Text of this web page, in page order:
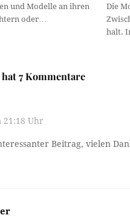
und Modelle an ihren
oder…
Die
halt.
7 Kommentare
21:18 Uhr
Beitrag, vielen